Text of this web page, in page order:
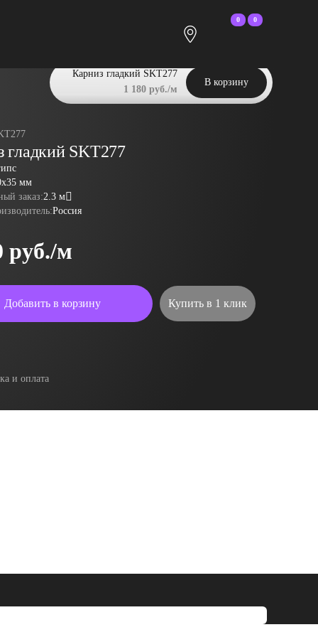
0 0
гладкий SKT277
мм
заказ:2.3 м
Россия
руб./м
Добавить в корзину Купить в 1 клик
Карниз гладкий SKT277
1 180 руб./м
В корзину
и оплата